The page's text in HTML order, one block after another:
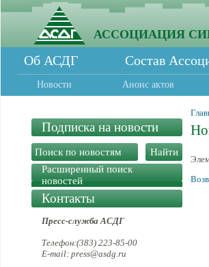
АССОЦИАЦИЯ
Об АСДГ Состав
Новости Анонс актов
Подписка на новости
Расширенный поиск
новостей
Контакты
Пресс-служба АСДГ
Телефон:(383) 223-85-00
E-mail: press@asdg.ru